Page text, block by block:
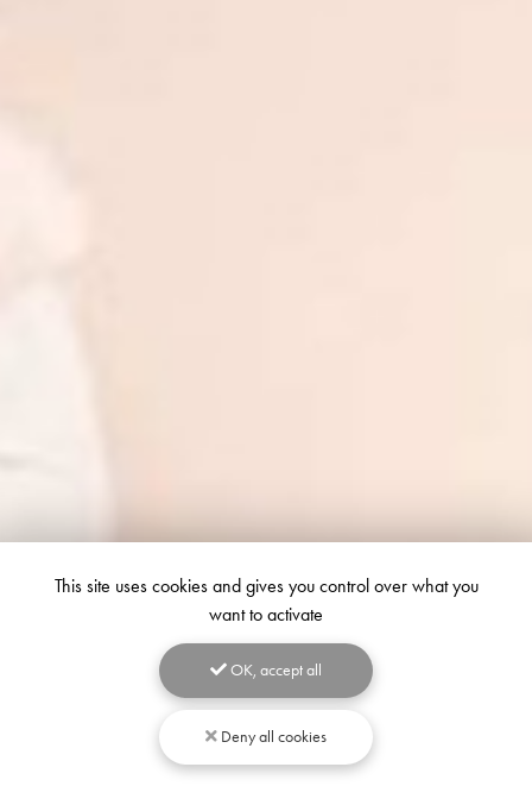
This site uses cookies and gives you control over what you
want to activate
OK, accept all
Deny all cookies